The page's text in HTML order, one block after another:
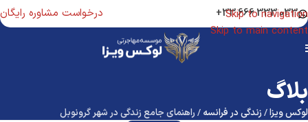
Skip to navigation
Skip to main content
033 333 666 33+ درخواست مشاوره رایگان
بلاگ
لوکس ویزا/زندگی در فرانسه/راهنمای جامع زندگی در شهر گرونوبل